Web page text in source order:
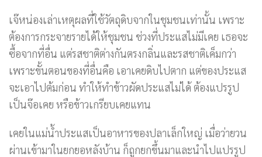
เจ๊หน่องเล่าเหตุผลที่ใช้วัตถุดิบจากในชุมชนเท่านั้น เพราะ
ต้องการกระจายรายได้ให้ชุมชน ช่วงที่ประแสไม่มีเคย เธอจะ
ซื้อจากที่อื่น แต่รสชาติต่างกันตรงกลิ่นและรสชาติเค็มกว่า
เพราะขั้นตอนของที่อื่นคือ เอาเคยดิบไปตาก แต่ของประแส
จะเอาไปต้มก่อน ทำให้ทำข้าวผัดประแสไม่ได้ ต้องแปรรูป
เป็นจ๊อเคย หรือข้าวเกรียบเคยแทน
เคยในแม่น้ำประแสเป็นอาหารของปลาเล็กใหญ่ เมื่อว่ายวน
ผ่านเข้ามาในยกยอหลังบ้าน ก็ถูกยกขึ้นมาและนำไปแปรรูป